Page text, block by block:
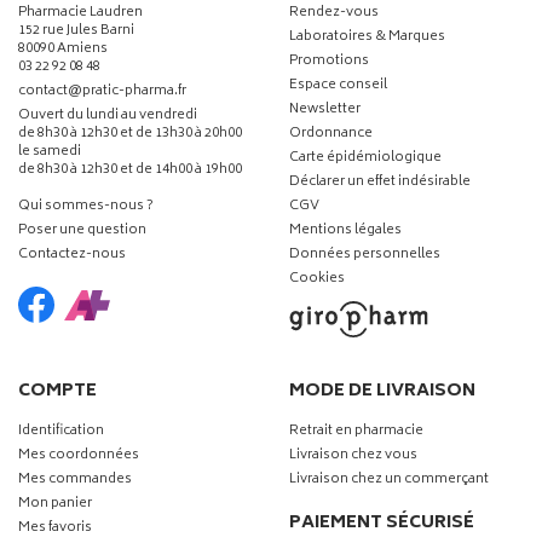
Pharmacie Laudren
152 rue Jules Barni
80090 Amiens
03 22 92 08 48
contact-
@-
pratic-pharma.fr
Ouvert du lundi au vendredi
de 8h30 à 12h30 et de 13h30 à 20h00
le samedi
de 8h30 à 12h30 et de 14h00 à 19h00
Qui sommes-nous ?
Poser une question
Contactez-nous
Rendez-vous
Laboratoires & Marques
Promotions
Espace conseil
Newsletter
Ordonnance
Carte épidémiologique
Déclarer un effet indésirable
CGV
Mentions légales
Données personnelles
Cookies
COMPTE
Identification
Mes coordonnées
Mes commandes
Mon panier
Mes favoris
MODE DE LIVRAISON
Retrait en pharmacie
Livraison chez vous
Livraison chez un commerçant
PAIEMENT SÉCURISÉ